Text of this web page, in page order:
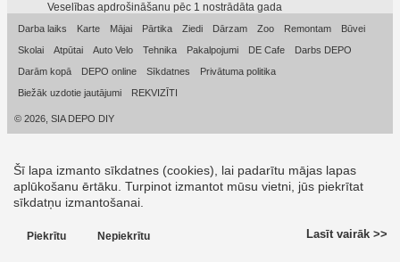
Šī lapa izmanto sīkdatnes (cookies), lai padarītu mājas lapas
aplūkošanu ērtāku. Turpinot izmantot mūsu vietni, jūs piekrītat
sīkdatņu izmantošanai.
Piekrītu Nepiekrītu Lasīt vairāk >>
Veselības apdrošināšanu pēc 1 nostrādāta gada
Darba laiks Karte Mājai Pārtika Ziedi Dārzam Zoo Remontam
Būvei
Skolai
Atpūtai Auto Velo Tehnika Pakalpojumi DE Cafe
Darbs DEPO
Darām kopā
DEPO online Sīkdatnes
Privātuma politika
Biežāk uzdotie jautājumi
REKVIZĪTI
© 2026, SIA DEPO DIY